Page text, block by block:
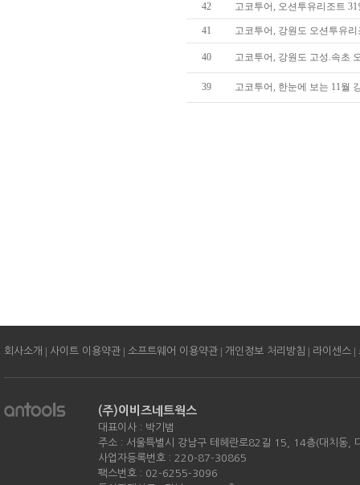
42 고코투어, 오션투유리조트
41 고코투어, 강원도 오션투유
40 고코투어, 강원도 고성.속초
39 고코투어, 한눈에 보는 11월
회사소개 | 사이트 이용약관 | 소프트웨어 이용약관 | 개인정보 처리방침 | 라이센스 |
(주)이비즈네트웍스
대표이사 : 박기범
주소 : 서울특별시 강남구 테헤란로82길 15, 14층(대치동,
사업자등록번호 : 220-87-30865
팩스번호 : 02-6255-3096